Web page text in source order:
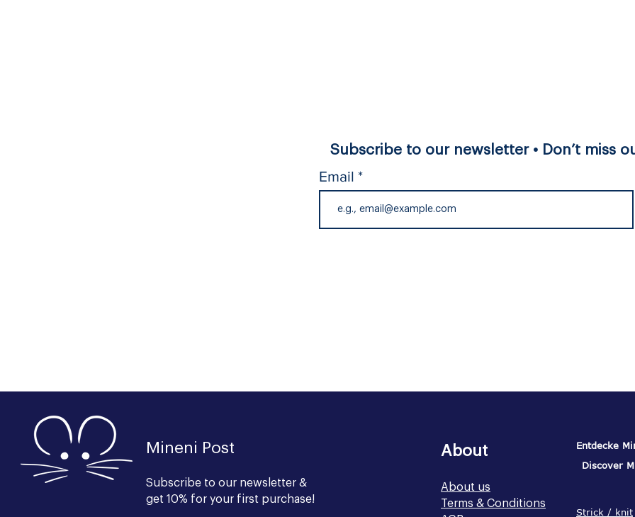
Subscribe to our newsletter • Don’t miss
Email
Mineni Post
Subscribe to our newsl etter &
get 10% for your first purchase!
About
About us
Terms & Conditions
Entdecke
Discover
Strick / knit